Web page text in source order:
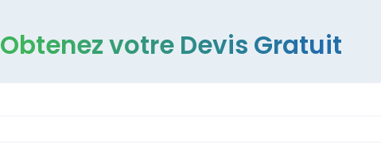
Chirurgie
Esthétique
Obtenez votre Devis Gratuit